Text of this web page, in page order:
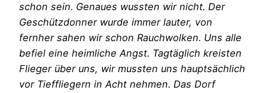
schon sein. Genaues wussten wir nicht. Der
Geschützdonner wurde immer lauter, von
fernher sahen wir schon Rauchwolken. Uns alle
befiel eine heimliche Angst. Tagtäglich kreisten
Flieger über uns, wir mussten uns hauptsächlich
vor Tieffliegern in Acht nehmen. Das Dorf